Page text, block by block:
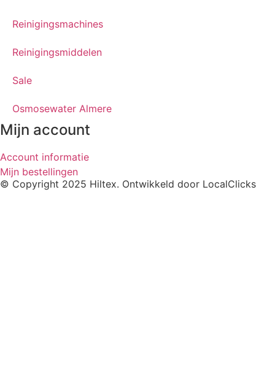
Reinigingsmachines
Reinigingsmiddelen
Sale
Osmosewater Almere
Mijn account
Account informatie
Mijn bestellingen
© Copyright 2025 Hiltex. Ontwikkeld door LocalClicks